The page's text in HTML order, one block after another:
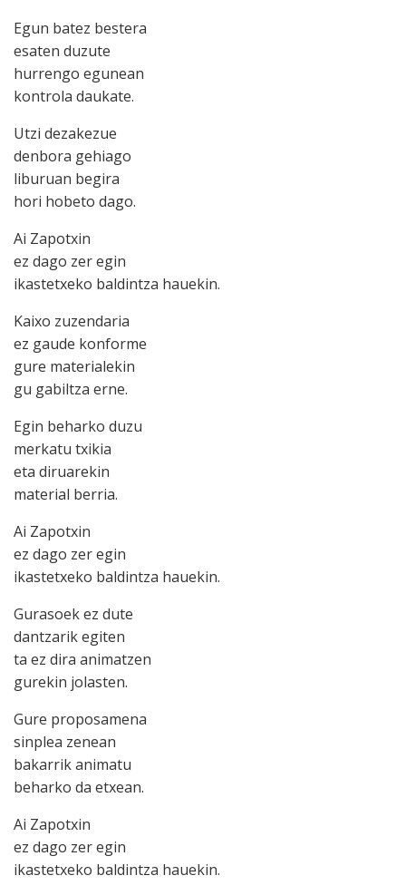
Egun batez bestera
esaten duzute
hurrengo egunean
kontrola daukate.
Utzi dezakezue
denbora gehiago
liburuan begira
hori hobeto dago.
Ai Zapotxin
ez dago zer egin
ikastetxeko baldintza hauekin.
Kaixo zuzendaria
ez gaude konforme
gure materialekin
gu gabiltza erne.
Egin beharko duzu
merkatu txikia
eta diruarekin
material berria.
Ai Zapotxin
ez dago zer egin
ikastetxeko baldintza hauekin.
Gurasoek ez dute
dantzarik egiten
ta ez dira animatzen
gurekin jolasten.
Gure proposamena
sinplea zenean
bakarrik animatu
beharko da etxean.
Ai Zapotxin
ez dago zer egin
ikastetxeko baldintza hauekin.